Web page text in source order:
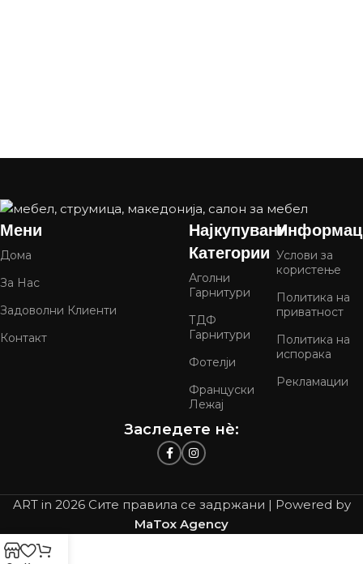
Мени
Дома
За Нас
Задоволни Клиенти
Контакт
Најкупувани
Категории
Аголни
Гарнитури
ТДФ
Гарнитури
Фотелји
Француски
Лежај
Услови за
користење
Политика на
приватност
Политика на
испорака
Рекламации
Заследете нѐ:
ART in 2026 Сите правила се задржани | Powered by
MaTox Agency